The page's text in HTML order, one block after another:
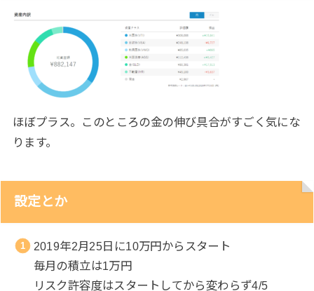
ほぼプラス。このところの金の伸び具合がすごく気にな
ります。
設定とか
2019年2月25日に10万円からスタート
毎月の積立は1万円
リスク許容度はスタートしてから変わらず4/5